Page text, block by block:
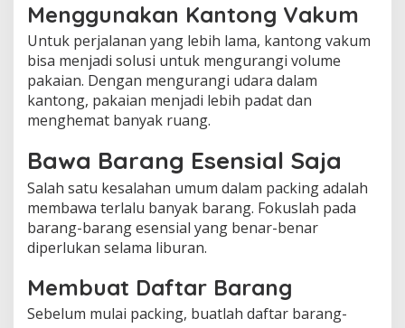
Menggunakan Kantong Vakum
Untuk perjalanan yang lebih lama, kantong vakum
bisa menjadi solusi untuk mengurangi volume
pakaian. Dengan mengurangi udara dalam
kantong, pakaian menjadi lebih padat dan
menghemat banyak ruang.
Bawa Barang Esensial Saja
Salah satu kesalahan umum dalam packing adalah
membawa terlalu banyak barang. Fokuslah pada
barang-barang esensial yang benar-benar
diperlukan selama liburan.
Membuat Daftar Barang
Sebelum mulai packing, buatlah daftar barang-